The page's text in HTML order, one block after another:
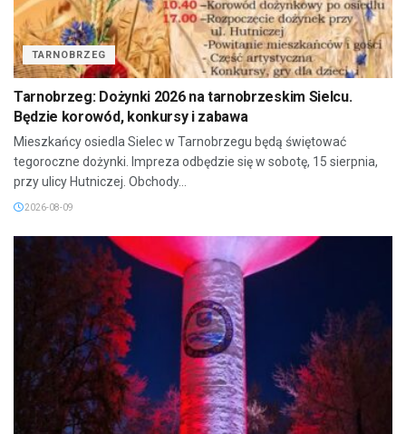
TARNOBRZEG
Tarnobrzeg: Dożynki 2026 na tarnobrzeskim Sielcu.
Będzie korowód, konkursy i zabawa
Mieszkańcy osiedla Sielec w Tarnobrzegu będą świętować
tegoroczne dożynki. Impreza odbędzie się w sobotę, 15 sierpnia,
przy ulicy Hutniczej. Obchody...
2026-08-09